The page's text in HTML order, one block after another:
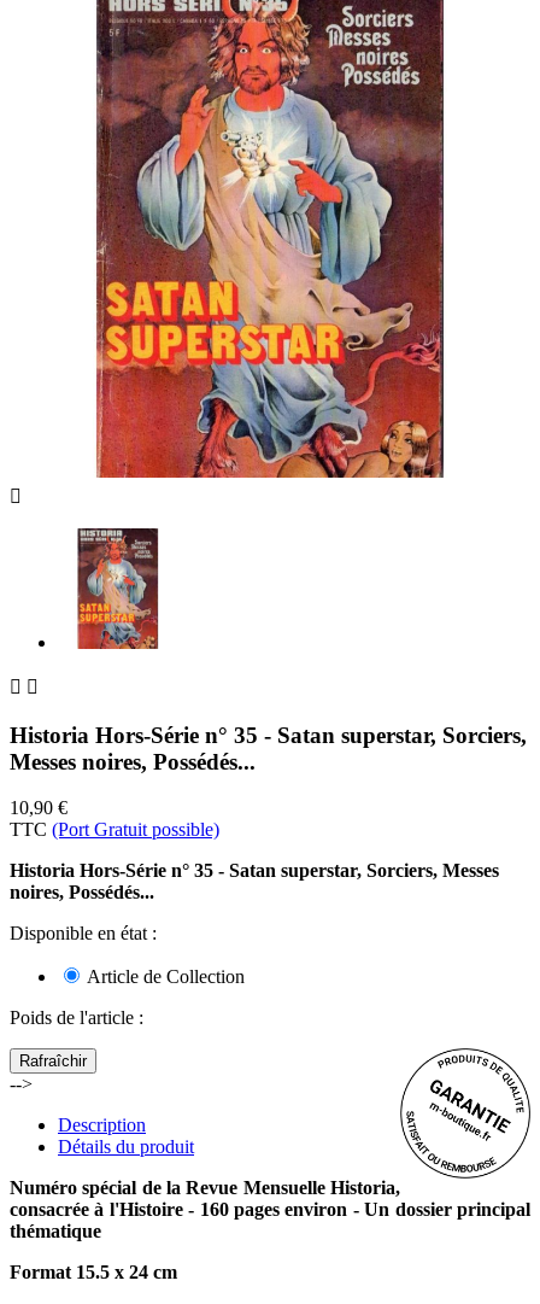

 
Historia Hors-Série n° 35 - Satan superstar, Sorciers,
Messes noires, Possédés...
10,90 €
TTC (Port Gratuit possible)
Historia Hors-Série n° 35 - Satan superstar, Sorciers, Messes
noires, Possédés...
Disponible en état :
Article de Collection
Poids de l'article :
-->
Description
Détails du produit
Numéro spécial de la Revue Mensuelle Historia,
consacrée à l'Histoire - 160 pages environ - Un dossier principal
thématique
Format 15.5 x 24 cm